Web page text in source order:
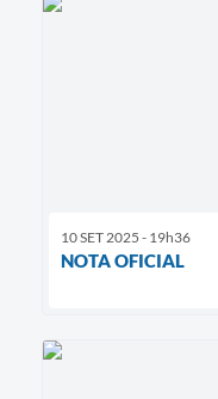
10 SET 2025 - 19h36
NOTA OFICIAL